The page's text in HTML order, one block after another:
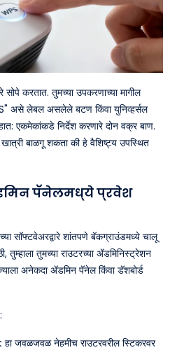
सोपे करतात. तुमच्या उपकरणाच्या मागील
असे लेबल असलेले बटण किंवा युनिव्हर्सल
एकमेकांकडे निर्देश करणारे दोन वक्र बाण.
बाळगू शकता की हे वैशिष्ट्य उपस्थित
पॅनेलमध्ये प्रवेश
सॉफ्टवेअरद्वारे शांतपणे बॅकग्राउंडमध्ये चालू
तुमच्या राउटरच्या ॲडमिनिस्ट्रेशन
अनेकदा ॲडमिन पॅनेल किंवा डॅशबोर्ड
हा जवळजवळ नेहमीच राउटरवरील स्टिकरवर